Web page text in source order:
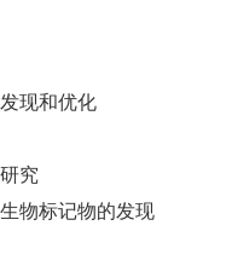
现和优化
究
物标记物的发现